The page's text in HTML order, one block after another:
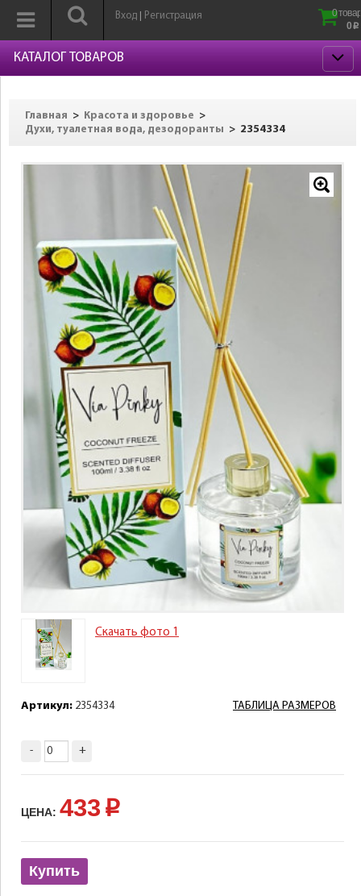
Вход Регистрация
0
0 p
КАТАЛОГ ТОВАРОВ
Главная > Красота и здоровье >
Духи, туалетная вода, дезодоранты > 2354334
Скачать фото 1
ТАБЛИЦА РАЗМЕРОВ
Артикул: 2354334
- +
ЦЕНА: 433 p
Купить